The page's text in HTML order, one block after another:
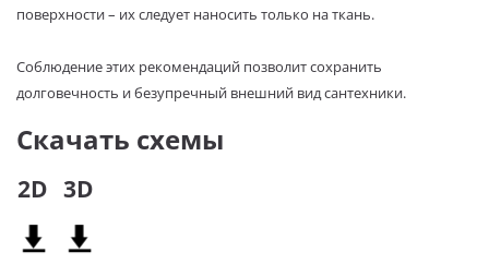
поверхности – их следует наносить только на ткань.
Соблюдение этих рекомендаций позволит сохранить
долговечность и безупречный внешний вид сантехники.
Скачать схемы
2D 3D